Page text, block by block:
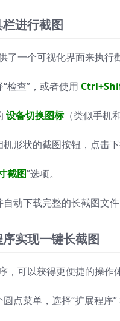
进行截图
了一个可视化界面来执行
检查”，或者使用
设备切换图标（类似手机
形状的截图按钮，点击下
截图”选项。
动下载完整的长截图文件
实现一键长截图
，可以获得更便捷的操作
点菜单，选择“扩展程序”